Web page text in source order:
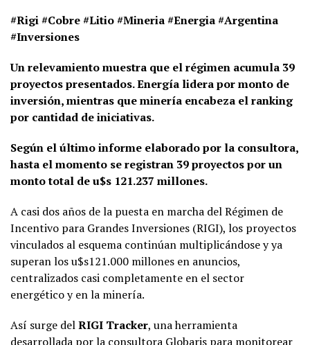
#Rigi #Cobre #Litio #Mineria #Energia #Argentina
#Inversiones
Un relevamiento muestra que el régimen acumula 39
proyectos presentados. Energía lidera por monto de
inversión, mientras que minería encabeza el ranking
por cantidad de iniciativas.
Según el último informe elaborado por la consultora,
hasta el momento se registran 39 proyectos por un
monto total de u$s 121.237 millones.
A casi dos años de la puesta en marcha del Régimen de
Incentivo para Grandes Inversiones (RIGI), los proyectos
vinculados al esquema continúan multiplicándose y ya
superan los u$s121.000 millones en anuncios,
centralizados casi completamente en el sector
energético y en la minería.
Así surge delRIGI Tracker, una herramienta
desarrollada por la consultora Globaris para monitorear